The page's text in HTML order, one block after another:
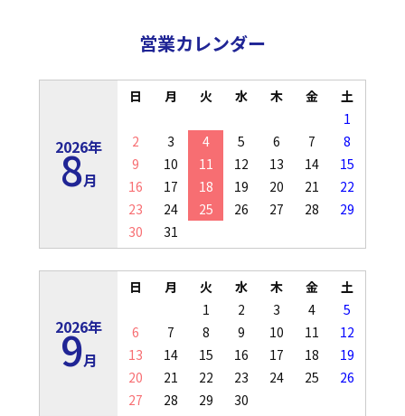
営業カレンダー
2026年
8月
日 月 火 水 木 金
土
1
2
3 4 5 6 7
8
9
10 11 12 13 14
15
16
17 18 19 20 21
22
23
24 25 26 27 28
29
30
31
2026年
9月
日 月 火 水 木 金
土
1
2 3 4
5
6
7 8 9 10 11
12
13
14 15 16 17 18
19
20
21 22 23 24 25
26
27
28 29 30